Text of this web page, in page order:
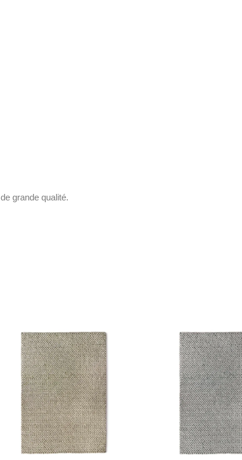
de grande qualité.